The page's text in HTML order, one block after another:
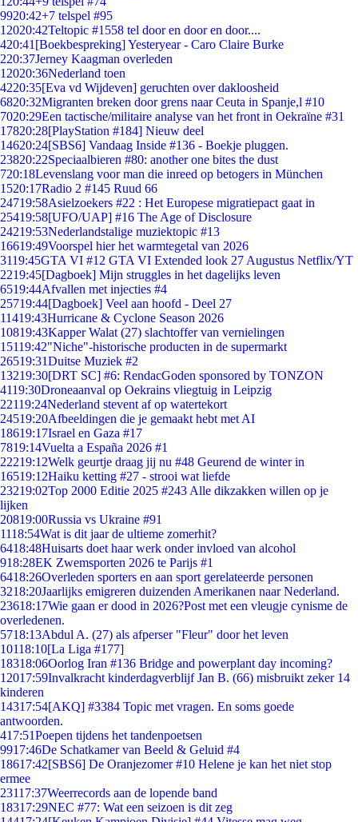
9920:42+7 telspel #95
12020:42Teltopic #1558 tel door en door en door....
420:41 [Boekbespreking] Yesteryear - Caro Claire Burke
220:37Jerney Kaagman overleden
12020:36Nederland toen
4220:35[Eva vd Wijdeven] geruchten over dakloosheid
6820:32Migranten breken door grens naar Ceuta in Spanje,l #10
7020:29Een tactische/militaire analyse van het front in Oekraïne #31
17820:28[PlayStation #184] Nieuw deel
14620:24[SBS6] Vandaag Inside #136 - Boekje pluggen.
23820:22Speciaalbieren #80: another one bites the dust
720:18Levenslang voor man die inreed op betogers in München
1520:17Radio 2 #145 Ruud 66
24719:58Asielzoekers #22 : Het Europese migratiepact gaat in
25419:58[UFO/UAP] #16 The Age of Disclosure
24219:53Nederlandstalige muziektopic #13
16619:49Voorspel hier het warmtegetal van 2026
3119:45GTA VI #12 GTA VI Extended look 27 Augustus Netflix/YT
2219:45[Dagboek] Mijn struggles in het dagelijks leven
6519:44Afvallen met injecties #4
25719:44[Dagboek] Veel aan hoofd - Deel 27
11419:43Hurricane & Cyclone Season 2026
10819:43Kapper Walat (27) slachtoffer van vernielingen
15119:42"Niche"-historische producten in de supermarkt
26519:31Duitse Muziek #2
13219:30[DRT SC] #6: RendacGoden sponsored by TONZON
4119:30Droneaanval op Oekrains vliegtuig in Leipzig
22119:24Nederland stevent af op watertekort
24519:20Afbeeldingen die je gemaakt hebt met AI
18619:17Israel en Gaza #17
7819:14Vuelta a España 2026 #1
22219:12Welk geurtje draag jij nu #48 Geurend de winter in
16519:12Haiku ketting #27 - strooi wat liefde
23219:02Top 2000 Editie 2025 #243 Alle dikzakken willen op je
lijken
20819:00Russia vs Ukraine #91
1118:54Wat is dit jaar de ultieme zomerhit?
6418:48Huisarts doet haar werk onder invloed van alcohol
918:28EK Zwemsporten 2026 te Parijs #1
6418:26Overleden sporters en aan sport gerelateerde personen
3218:20Jaarlijks emigreren duizenden Amerikanen naar Nederland.
23618:17Wie gaan er dood in 2026?Post met een vleugje cynisme de
overledenen.
5718:13Abdul A. (27) als afperser "Fleur" door het leven
10118:10[La Liga #177]
18318:06Oorlog Iran #136 Bridge and powerplant day incoming?
12017:59Invalkracht kinderdagverblijf Jan B. (66) misbruikt zeker 14
kinderen
14317:54[AKQ] #3384 Topic met vragen. En soms goede
antwoorden.
417:51Poepen tijdens het tandenpoetsen
9917:46De Schatkamer van Beeld & Geluid #4
18617:42[SBS6] De Oranjezomer #10 Helene je kan het niet stop
ermee
23117:37Weerrecords aan de lopende band
18317:29NEC #77: Wat een seizoen is dit zeg